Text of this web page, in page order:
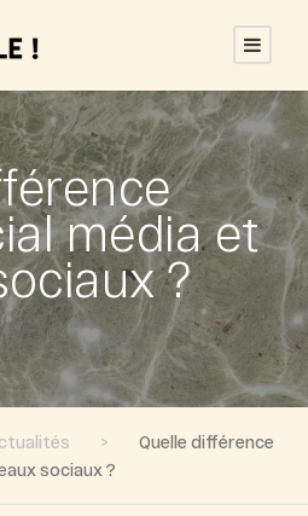
média et
?
>
Quelle différence
sociaux ?